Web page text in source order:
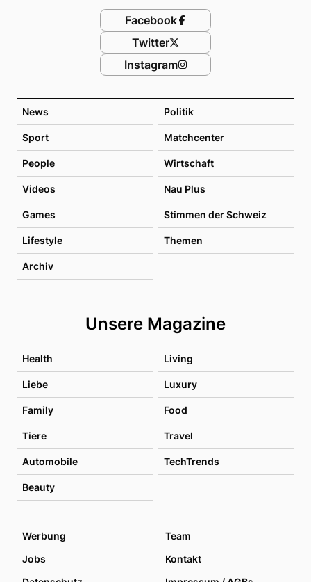
News Politik
Sport Matchcenter
People Wirtschaft
Videos Nau Plus
Games Stimmen der Schweiz
Lifestyle Themen
Archiv
Unsere Magazine
Health Living
Liebe Luxury
Family Food
Tiere Travel
Automobile TechTrends
Beauty
Facebook
Twitter
Instagram
Werbung
Team
Jobs
Kontakt